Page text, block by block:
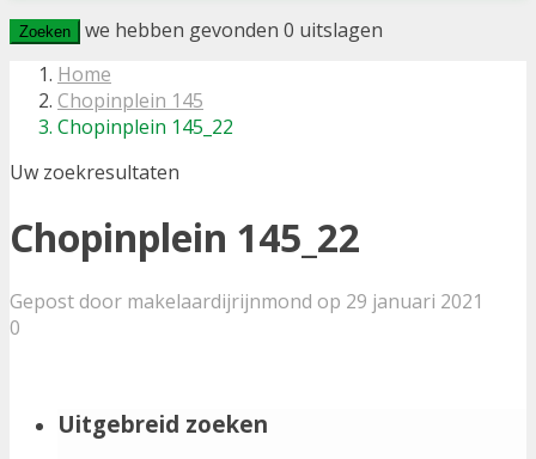
Zoeken we hebben gevonden 0 uitslagen
Home
Chopinplein 145
Chopinplein 145_22
Uw zoekresultaten
Chopinplein 145_22
Gepost door makelaardijrijnmond op 29 januari 2021
0
Uitgebreid zoeken